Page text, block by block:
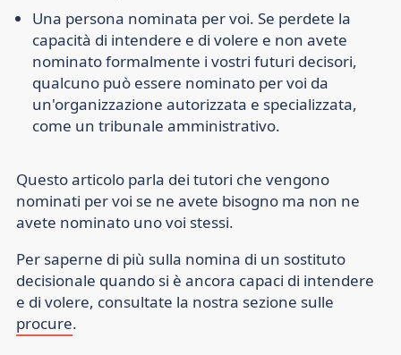
Una persona nominata per voi. Se perdete la
capacità di intendere e di volere e non avete
nominato formalmente i vostri futuri decisori,
qualcuno può essere nominato per voi da
un'organizzazione autorizzata e specializzata,
come un tribunale amministrativo.
Questo articolo parla dei tutori che vengono
nominati per voi se ne avete bisogno ma non ne
avete nominato uno voi stessi.
Per saperne di più sulla nomina di un sostituto
decisionale quando si è ancora capaci di intendere
e di volere, consultate la nostra sezione sulle
procure.